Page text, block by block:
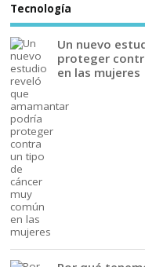
Tecnología
Un nuevo
proteger
en las mujeres